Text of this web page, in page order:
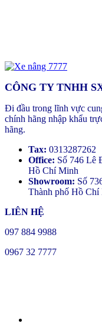
CÔNG TY TNHH
Đi đầu trong lĩnh vực
chính hãng nhập khẩu
hãng.
Tax: 0313287262
Office: Số 746 Lê
Hồ Chí Minh
Showroom: Số
Thành phố Hồ Chí
LIÊN HỆ
097 884 9988
0967 32 7777